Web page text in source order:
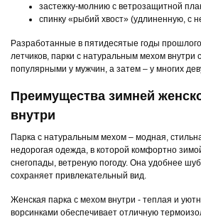
застежку-молнию с ветрозащитной
спинку «рыбий хвост» (удлиненную, с
Разработанные в пятидесятые годы
летчиков, парки с натуральным мехом внутри
популярными у мужчин, а затем – у многих
Преимущества зимней
внутри
Парка с натуральным мехом – модная,
недорогая одежда, в которой комфортно
снегопады, ветреную погоду. Она удобнее
сохраняет привлекательный вид.
Женская парка с мехом внутри - теплая и
ворсинками обеспечивает отличную